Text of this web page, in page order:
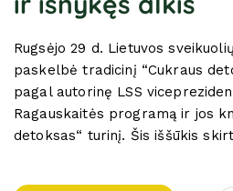
Rugsėjo 29 d. Lietuvos
paskelbė tradicinį “Cukraus
pagal autorinę LSS
Ragauskaitės programą ir jos
detoksas“ turinį. Šis iššūkis